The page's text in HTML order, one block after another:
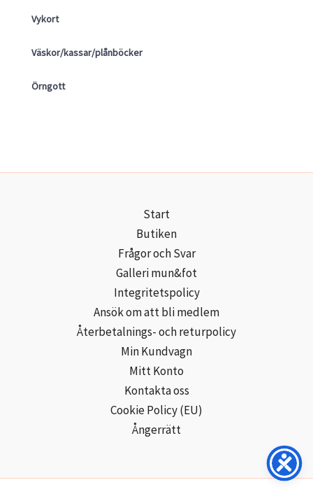
Vykort
Väskor/kassar/plånböcker
Örngott
Start
Butiken
Frågor och Svar
Galleri mun&fot
Integritetspolicy
Ansök om att bli medlem
Återbetalnings- och returpolicy
Min Kundvagn
Mitt Konto
Kontakta oss
Cookie Policy (EU)
Ångerrätt